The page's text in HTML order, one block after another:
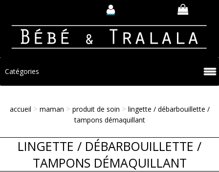
Catégories
accueil > maman > produit de soin > lingette / débarbouillette /
tampons démaquillant
LINGETTE / DÉBARBOUILLETTE /
TAMPONS DÉMAQUILLANT